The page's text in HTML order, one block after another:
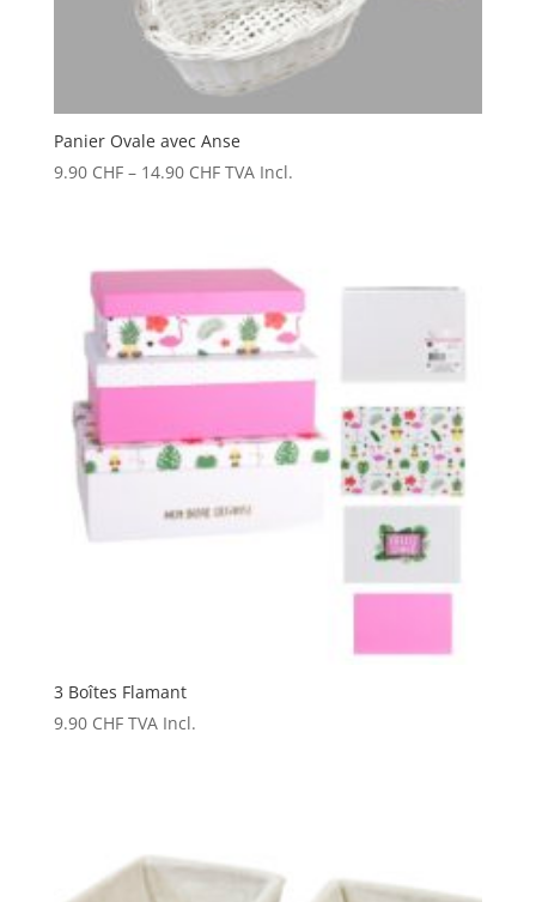
Panier Ovale avec Anse
9.90 CHF– 14.90 CHF TVA Incl.
3 Boîtes Flamant
9.90 CHF TVA Incl.